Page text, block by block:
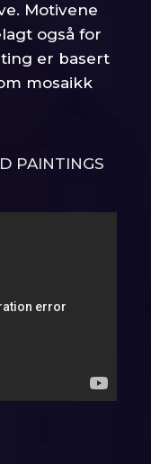
Motivene
også for
er basert
mosaikk
PAINTINGS